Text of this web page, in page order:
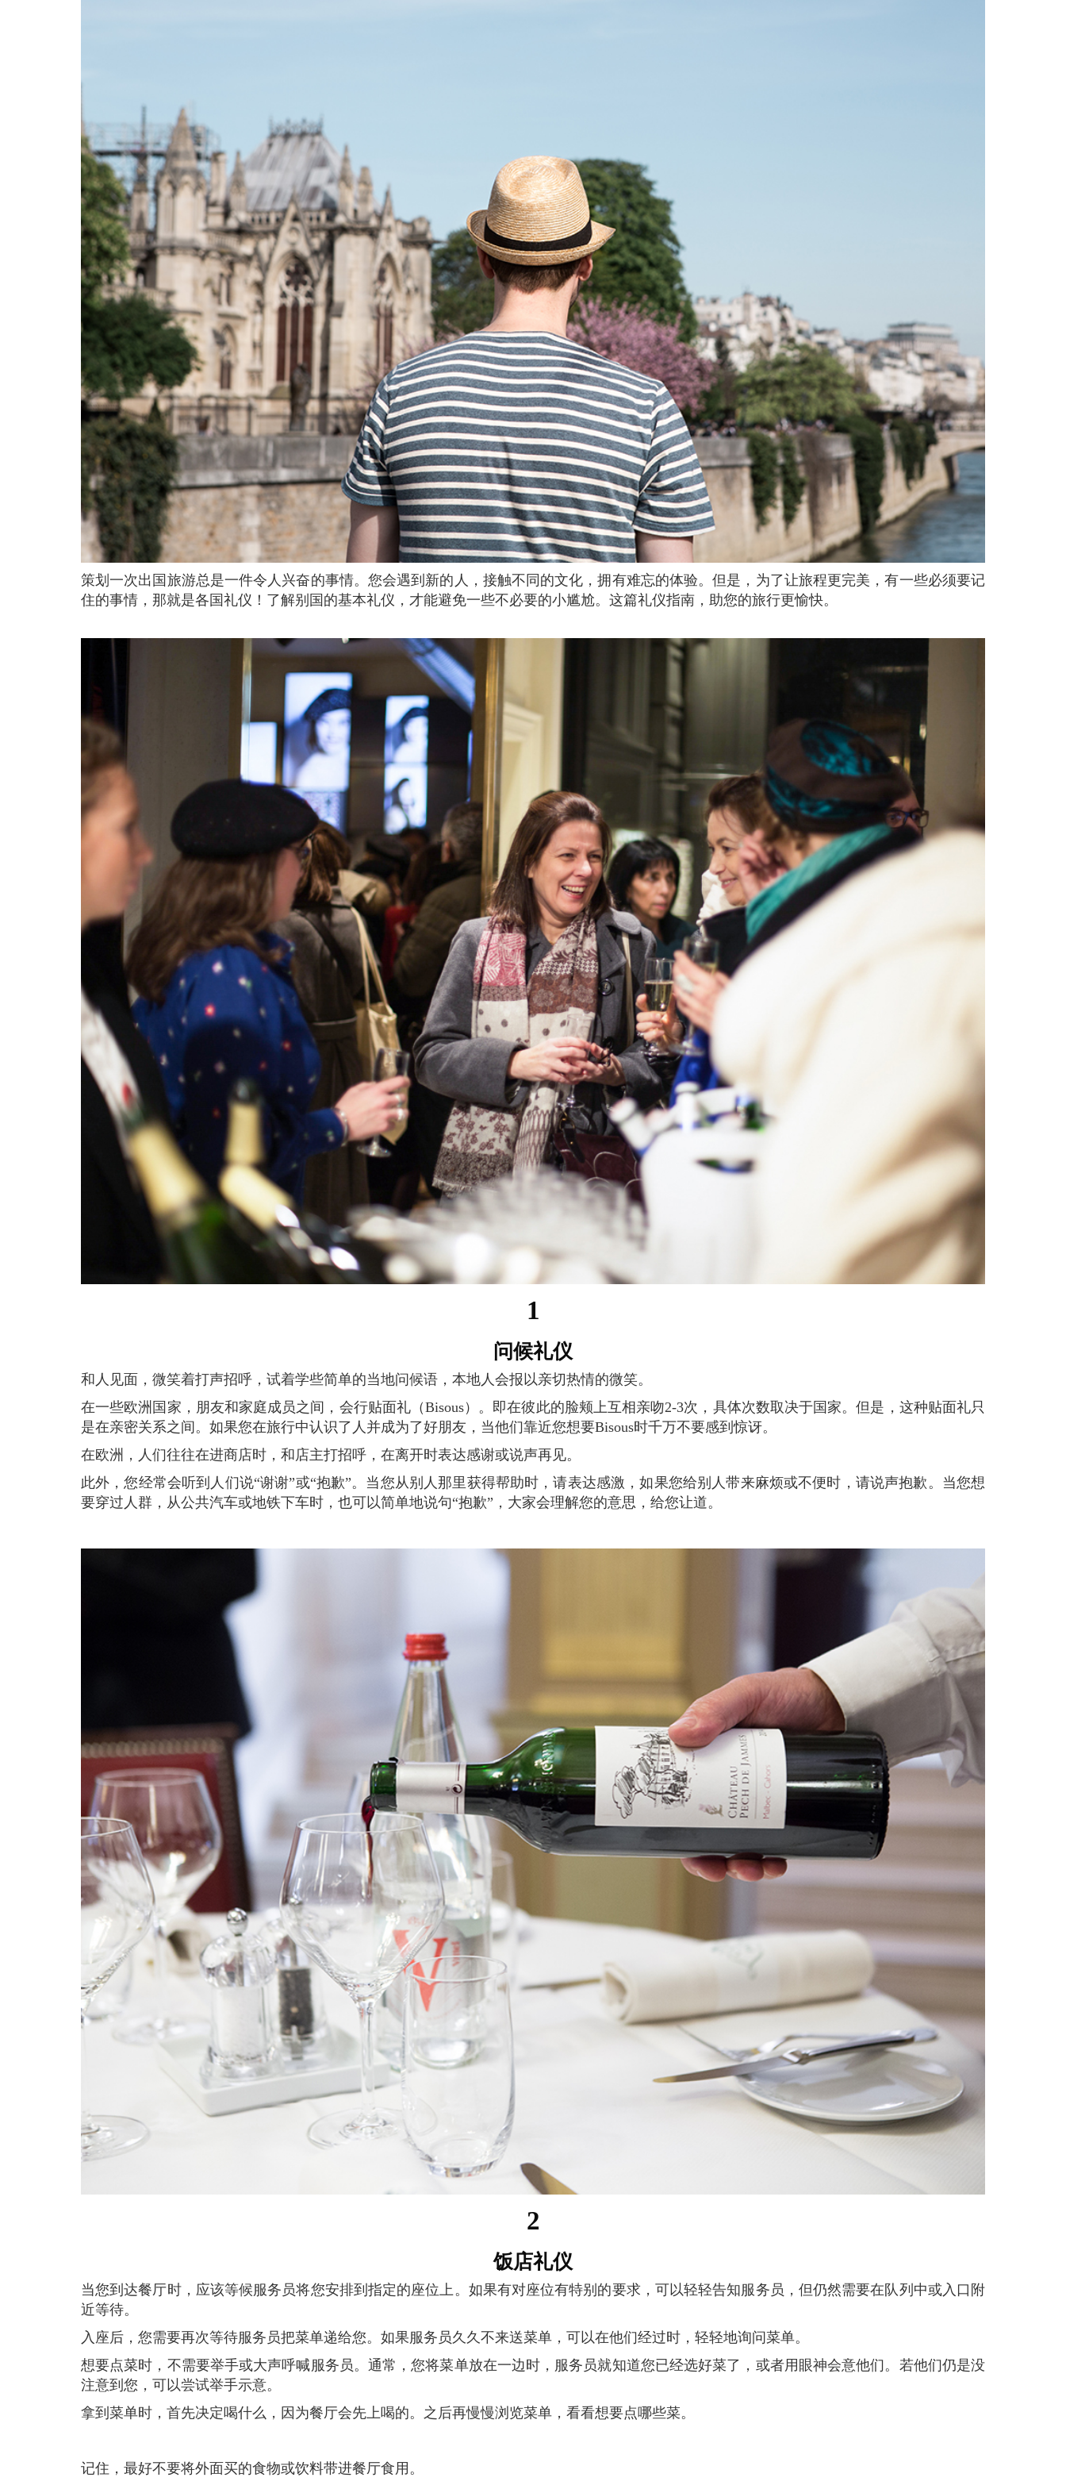
策划一次出国旅游总是一件令人兴奋的事情。您会遇到新的人，接触不同的文化，拥有难忘的体验。但是，为了让旅程更完美，有一些必须要记
住的事情，那就是各国礼仪！了解别国的基本礼仪，才能避免一些不必要的小尴尬。这篇礼仪指南，助您的旅行更愉快。
1
问候礼仪
和人见面，微笑着打声招呼，试着学些简单的当地问候语，本地人会报以亲切热情的微笑。
在一些欧洲国家，朋友和家庭成员之间，会行贴面礼（Bisous）。即在彼此的脸颊上互相亲吻2-3次，具体次数取决于国家。但是，这种贴面礼只
是在亲密关系之间。如果您在旅行中认识了人并成为了好朋友，当他们靠近您想要Bisous时千万不要感到惊讶。
在欧洲，人们往往在进商店时，和店主打招呼，在离开时表达感谢或说声再见。
此外，您经常会听到人们说“谢谢”或“抱歉”。当您从别人那里获得帮助时，请表达感激，如果您给别人带来麻烦或不便时，请说声抱歉。当您想
要穿过人群，从公共汽车或地铁下车时，也可以简单地说句“抱歉”，大家会理解您的意思，给您让道。
2
饭店礼仪
当您到达餐厅时，应该等候服务员将您安排到指定的座位上。如果有对座位有特别的要求，可以轻轻告知服务员，但仍然需要在队列中或入口附
近等待。
入座后，您需要再次等待服务员把菜单递给您。如果服务员久久不来送菜单，可以在他们经过时，轻轻地询问菜单。
想要点菜时，不需要举手或大声呼喊服务员。通常，您将菜单放在一边时，服务员就知道您已经选好菜了，或者用眼神会意他们。若他们仍是没
注意到您，可以尝试举手示意。
拿到菜单时，首先决定喝什么，因为餐厅会先上喝的。之后再慢慢浏览菜单，看看想要点哪些菜。
记住，最好不要将外面买的食物或饮料带进餐厅食用。